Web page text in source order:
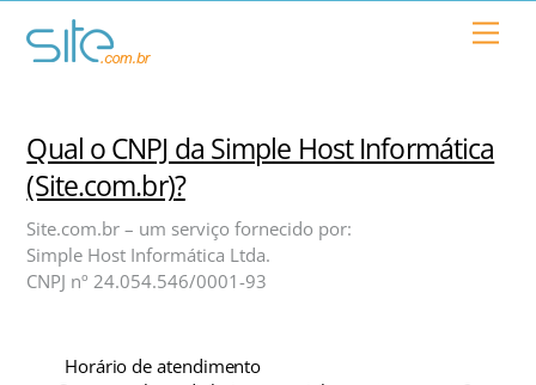
content
Qual o CNPJ da Simple Host Informática
(Site.com.br)?
Site.com.br – um serviço fornecido por:
Simple Host Informática Ltda.
CNPJ nº 24.054.546/0001-93
Horário de atendimento